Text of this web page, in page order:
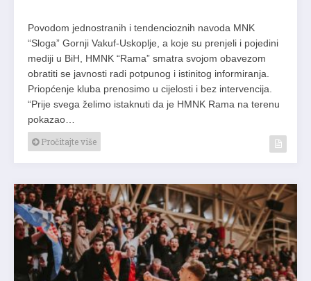
Povodom jednostranih i tendencioznih navoda MNK
“Sloga” Gornji Vakuf-Uskoplje, a koje su prenjeli i pojedini
mediji u BiH, HMNK “Rama” smatra svojom obavezom
obratiti se javnosti radi potpunog i istinitog informiranja.
Priopćenje kluba prenosimo u cijelosti i bez intervencija.
“Prije svega želimo istaknuti da je HMNK Rama na terenu
pokazao…
Pročitajte više